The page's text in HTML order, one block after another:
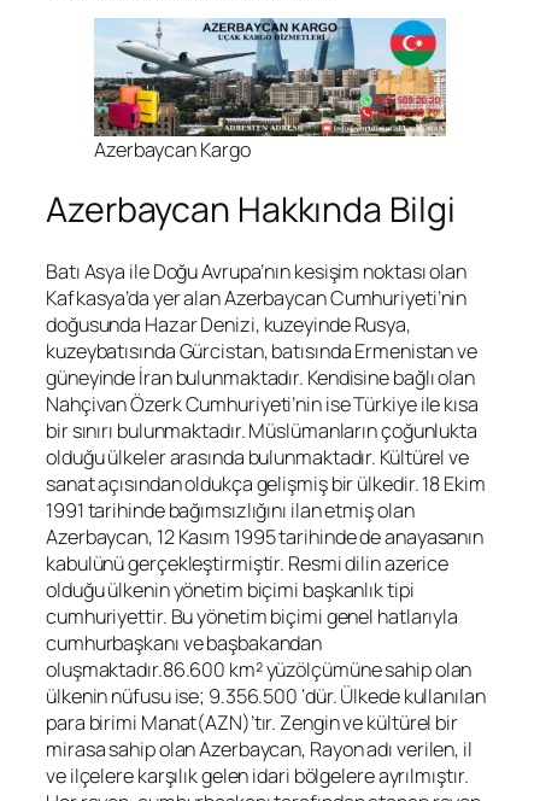
Azerbaycan Kargo
Azerbaycan Hakkında Bilgi
Batı Asya ile Doğu Avrupa’nın kesişim noktası olan
Kafkasya’da yer alan Azerbaycan Cumhuriyeti’nin
doğusunda Hazar Denizi, kuzeyinde Rusya,
kuzeybatısında Gürcistan, batısında Ermenistan ve
güneyinde İran bulunmaktadır. Kendisine bağlı olan
Nahçivan Özerk Cumhuriyeti’nin ise Türkiye ile kısa
bir sınırı bulunmaktadır. Müslümanların çoğunlukta
olduğu ülkeler arasında bulunmaktadır. Kültürel ve
sanat açısından oldukça gelişmiş bir ülkedir. 18 Ekim
1991 tarihinde bağımsızlığını ilan etmiş olan
Azerbaycan, 12 Kasım 1995 tarihinde de anayasanın
kabulünü gerçekleştirmiştir. Resmi dilin azerice
olduğu ülkenin yönetim biçimi başkanlık tipi
cumhuriyettir. Bu yönetim biçimi genel hatlarıyla
cumhurbaşkanı ve başbakandan
oluşmaktadır.86.600 km² yüzölçümüne sahip olan
ülkenin nüfusu ise; 9.356.500 ‘dür. Ülkede kullanılan
para birimi Manat(AZN)’tır. Zengin ve kültürel bir
mirasa sahip olan Azerbaycan, Rayon adı verilen, il
ve ilçelere karşılık gelen idari bölgelere ayrılmıştır.